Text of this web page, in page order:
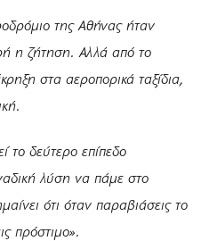
της Αθήνας ήταν
η ζήτηση. Αλλά από το
στα αεροπορικά ταξίδια,
το δεύτερο επίπεδο
λύση να πάμε στο
ότι όταν παραβιάσεις το
πρόστιμο».